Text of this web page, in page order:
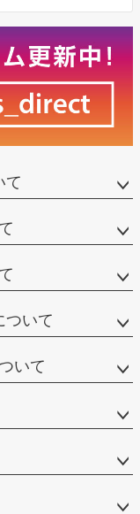
て
ついて
いて